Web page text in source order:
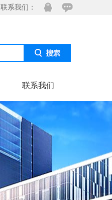
联系我们：
联系我们